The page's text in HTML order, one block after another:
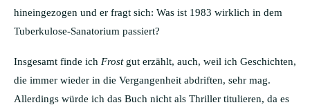
hineingezogen und er fragt sich: Was ist 1983 wirklich in dem
Tuberkulose-Sanatorium passiert?
Insgesamt finde ich Frostgut erzählt, auch, weil ich Geschichten,
die immer wieder in die Vergangenheit abdriften, sehr mag.
Allerdings würde ich das Buch nicht als Thriller titulieren, da es